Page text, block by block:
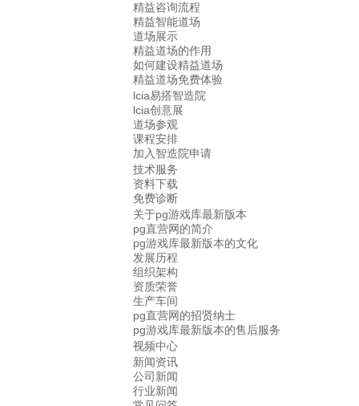
精益咨询流程
精益智能道场
道场展示
精益道场的作用
如何建设精益道场
精益道场免费体验
lcia易搭智造院
lcia创意展
道场参观
课程安排
加入智造院申请
技术服务
资料下载
免费诊断
关于pg游戏库最新版本
pg直营网的简介
pg游戏库最新版本的文化
发展历程
组织架构
资质荣誉
生产车间
pg直营网的招贤纳士
pg游戏库最新版本的售后服务
视频中心
新闻资讯
公司新闻
行业新闻